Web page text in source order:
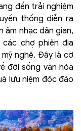
đến trải nghiệm
thống diễn ra
âm nhạc dân gian,
chợ phiên địa
nghệ. Đây là cơ
đời sống văn hóa
lưu niệm độc đáo